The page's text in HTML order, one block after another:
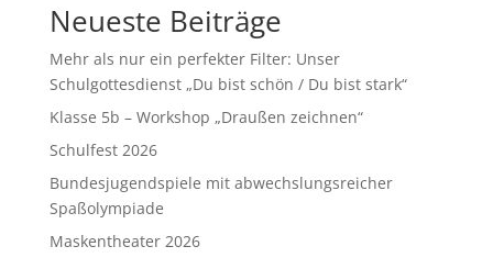
Neueste Beiträge
Mehr als nur ein perfekter Filter: Unser
Schulgottesdienst „Du bist schön / Du bist stark“
Klasse 5b – Workshop „Draußen zeichnen“
Schulfest 2026
Bundesjugendspiele mit abwechslungsreicher
Spaßolympiade
Maskentheater 2026